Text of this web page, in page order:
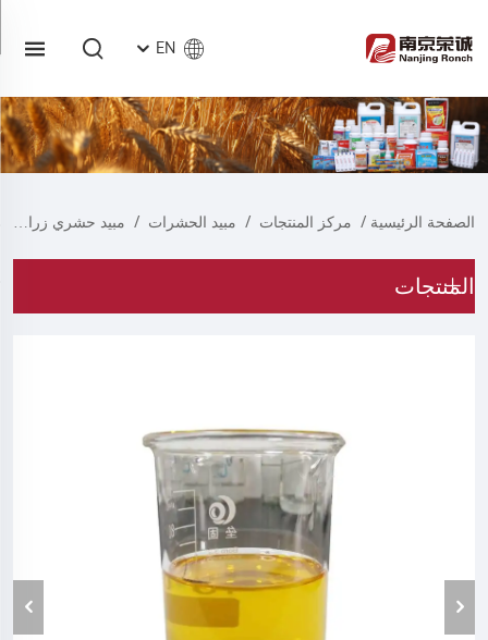
EN
الصفحة الرئيسية / مركز المنتجات / مبيد الحشرات / مبيد حشري زراعي
المنتجات